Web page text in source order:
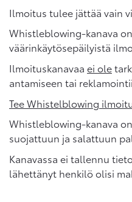
Ilmoitus tulee jättää vain
Whistleblowing-kanava
väärinkäytösepäilyistä
Ilmoituskanavaa ei ole
antamiseen tai
Tee Whistelblowing
Whistleblowing-kanava
suojattuun ja salattuun
Kanavassa ei tallennu
lähettänyt henkilö olisi